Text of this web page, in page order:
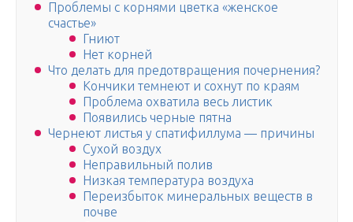
Проблемы с корнями цветка «женское
счастье»
Гниют
Нет корней
Что делать для предотвращения почернения?
Кончики темнеют и сохнут по краям
Проблема охватила весь листик
Появились черные пятна
Чернеют листья у спатифиллума — причины
Сухой воздух
Неправильный полив
Низкая температура воздуха
Переизбыток минеральных веществ в
почве